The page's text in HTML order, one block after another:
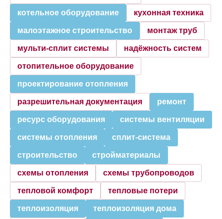
котельное оборудование кухонная техника
малоэтажное строительство монтаж труб
мульти-сплит системы надёжность систем
отопительное оборудование
проектирование отопления
разрешительная документация ремонт
ресурс оборудования системы вентиляции
системы отопления сплит-система
строительство стройматериалы
схемы отопления схемы трубопроводов
тепловой комфорт тепловые потери
теплоизоляция теплоизоляция дома